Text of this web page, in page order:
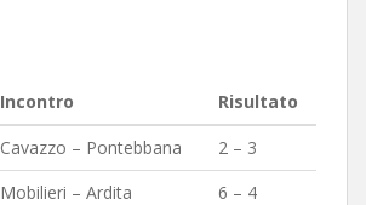
Incontro
Risultato
Cavazzo – Pontebbana
2 – 3
Mobilieri – Ardita
6 – 4